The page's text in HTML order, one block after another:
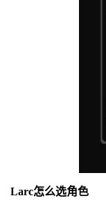
Larc怎么选角色